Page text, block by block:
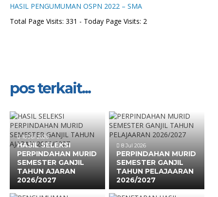
HASIL PENGUMUMAN OSPN 2022 – SMA
Total Page Visits: 331 - Today Page Visits: 2
pos terkait...
16 Jul 2026
HASIL SELEKSI
PERPINDAHAN MURID
SEMESTER GANJIL
TAHUN AJARAN
2026/2027
8 Jul 2026
PERPINDAHAN MURID
SEMESTER GANJIL
TAHUN PELAJAARAN
2026/2027